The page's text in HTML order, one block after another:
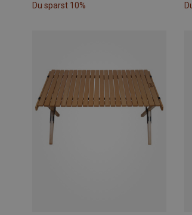
Du sparst 10%